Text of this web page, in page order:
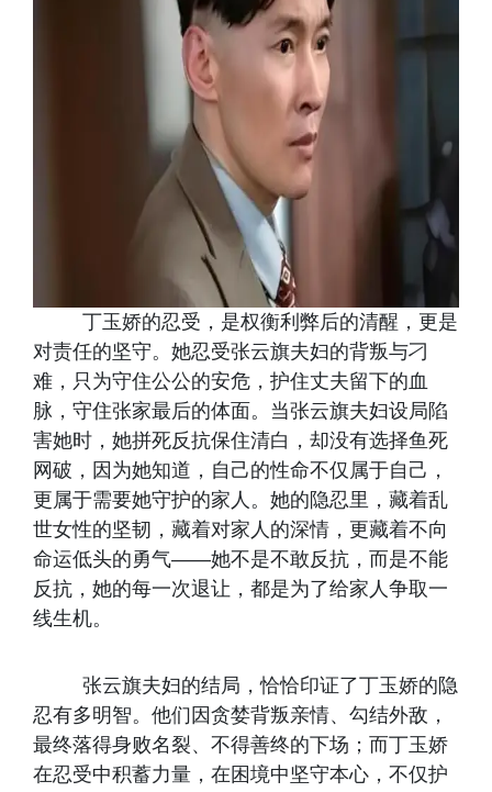
丁玉娇的忍受，是权衡利弊后的清醒，更是
对责任的坚守。她忍受张云旗夫妇的背叛与刁
难，只为守住公公的安危，护住丈夫留下的血
脉，守住张家最后的体面。当张云旗夫妇设局陷
害她时，她拼死反抗保住清白，却没有选择鱼死
网破，因为她知道，自己的性命不仅属于自己，
更属于需要她守护的家人。她的隐忍里，藏着乱
世女性的坚韧，藏着对家人的深情，更藏着不向
命运低头的勇气——她不是不敢反抗，而是不能
反抗，她的每一次退让，都是为了给家人争取一
线生机。
张云旗夫妇的结局，恰恰印证了丁玉娇的隐
忍有多明智。他们因贪婪背叛亲情、勾结外敌，
最终落得身败名裂、不得善终的下场；而丁玉娇
在忍受中积蓄力量，在困境中坚守本心，不仅护